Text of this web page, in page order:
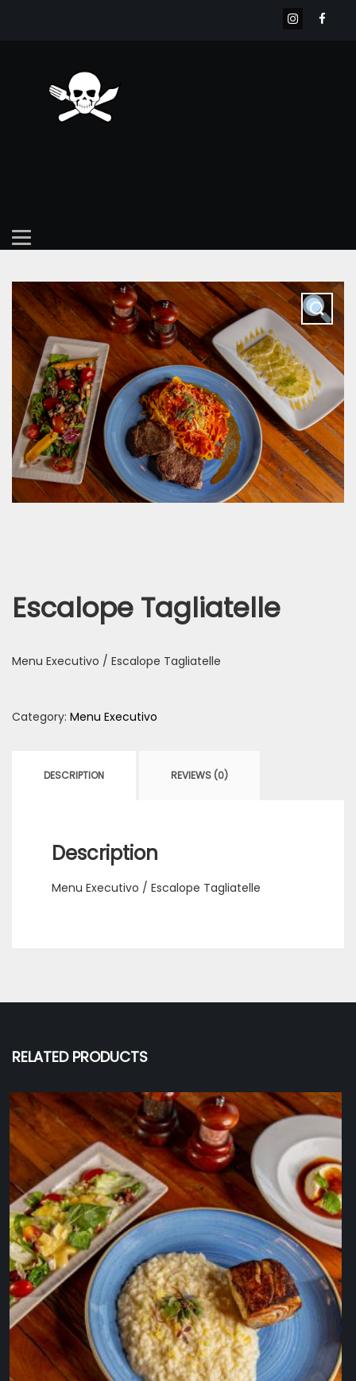
Escalope Tagliatelle
Menu Executivo / Escalope Tagliatelle
Category: Menu Executivo
DESCRIPTION REVIEWS (0)
Description
Menu Executivo / Escalope Tagliatelle
RELATED PRODUCTS